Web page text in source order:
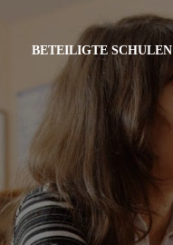
BETEILIGTE SCHULEN